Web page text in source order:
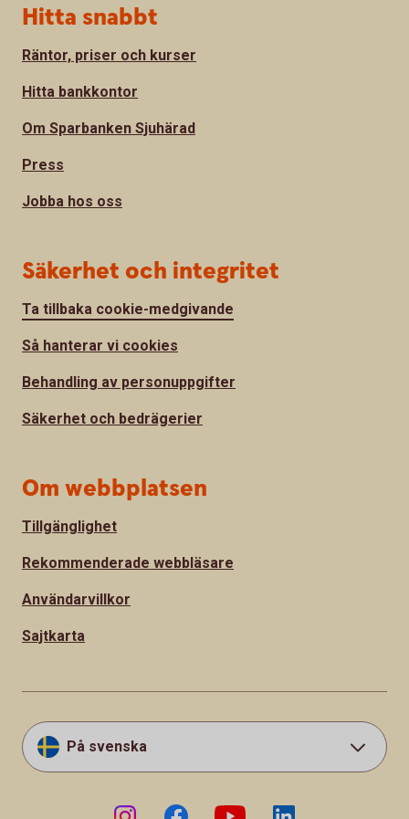
Hitta snabbt
Räntor, priser och kurser
Hitta bankkontor
Om Sparbanken Sjuhärad
Press
Jobba hos oss
Säkerhet och integritet
Ta tillbaka cookie-medgivande
Så hanterar vi cookies
Behandling av personuppgifter
Säkerhet och bedrägerier
Om webbplatsen
Tillgänglighet
Rekommenderade webbläsare
Användarvillkor
Sajtkarta
På svenska